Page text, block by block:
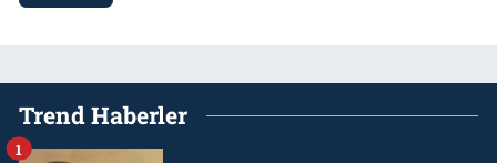
Trend Haberler
1